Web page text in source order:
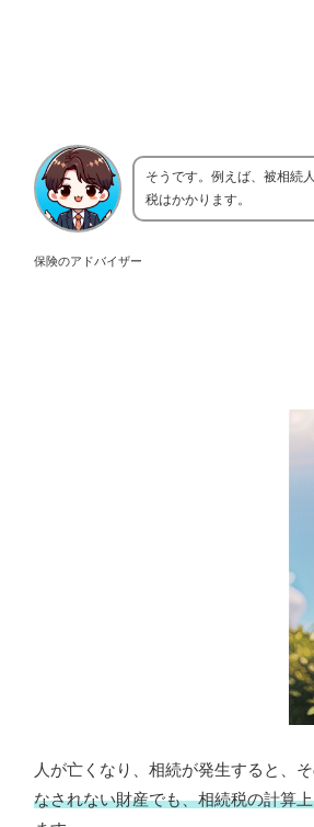
保険のアドバイザー
そうです。例えば、被相続
税はかかります。
人が亡くなり、相続が発生すると、
なされない財産でも、相続税の計算